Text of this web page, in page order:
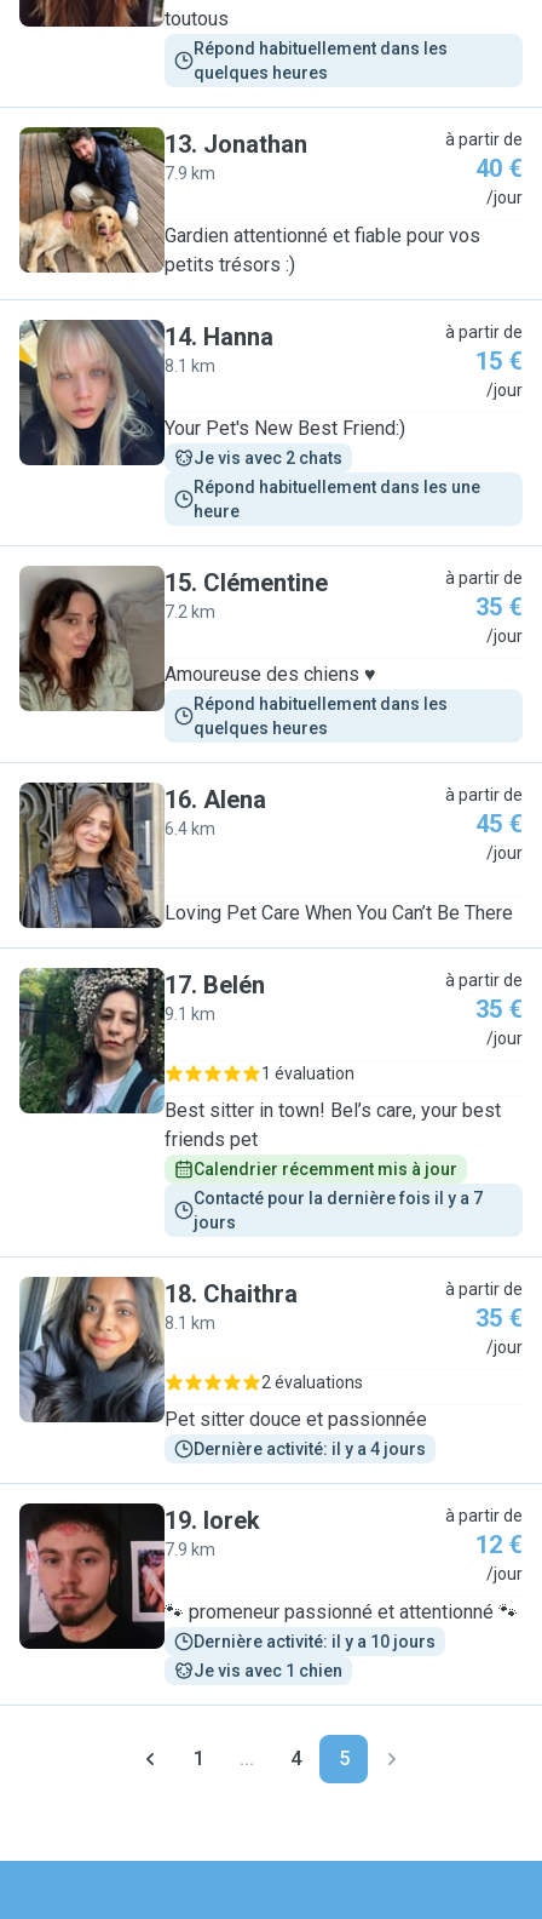
toutous
Répond habituellement dans les
quelques heures
J
13. Jonathan
7.9 km
à partir de
40 €
/jour
Gardien attentionné et fiable pour vos
petits trésors :)
H
14. Hanna
8.1 km
à partir de
15 €
/jour
Your Pet's New Best Friend:)
Je vis avec 2 chats
Répond habituellement dans les une
heure
C
15. Clémentine
7.2 km
à partir de
35 €
/jour
Amoureuse des chiens ♥️
Répond habituellement dans les
quelques heures
A
16. Alena
6.4 km
à partir de
45 €
/jour
Loving Pet Care When You Can’t Be There
B
17. Belén
9.1 km
à partir de
35 €
/jour
1 évaluation
Best sitter in town! Bel’s care, your best
friends pet
Calendrier récemment mis à jour
Contacté pour la dernière fois il y a 7
jours
C
18. Chaithra
8.1 km
à partir de
35 €
/jour
2 évaluations
Pet sitter douce et passionnée
Dernière activité: il y a 4 jours
I
19. Iorek
7.9 km
à partir de
12 €
/jour
🐾 promeneur passionné et attentionné 🐾
Dernière activité: il y a 10 jours
Je vis avec 1 chien
1 ... 4 5